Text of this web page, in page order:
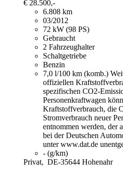
€ 28.500,-
6.808 km
03/2012
72 kW (98 PS)
Gebraucht
2 Fahrzeughalter
Schaltgetriebe
Benzin
7,0 l/100 km (komb.)
offiziellen
spezifischen CO2-
Personenkraftwagen
Kraftstoffverbrauch, die
Stromverbrauch neuer
entnommen werden, der
bei der Deutschen
unter www.dat.de
- (g/km)
Privat, DE-35644 Hohenahr